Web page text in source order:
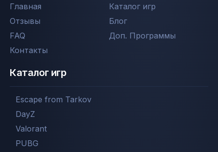
Главная
Каталог игр
Отзывы
Блог
FAQ
Доп. Программы
Контакты
Каталог игр
Escape from Tarkov
DayZ
Valorant
PUBG